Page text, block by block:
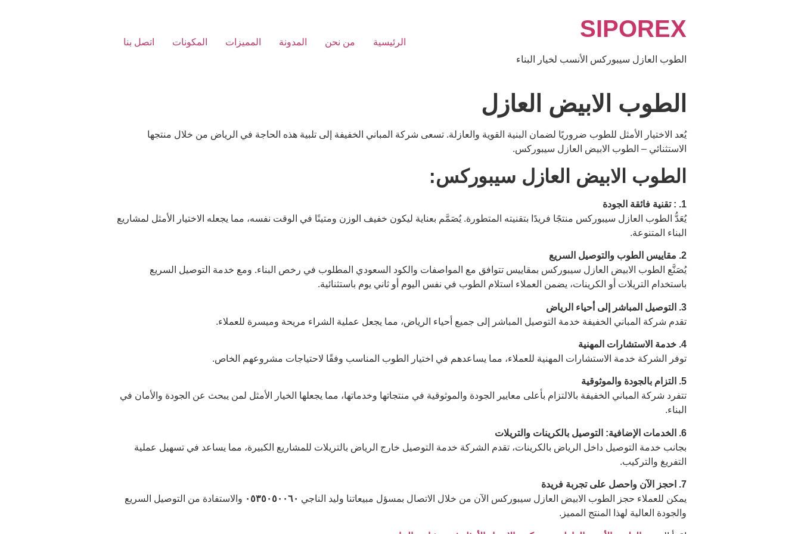
SIPOREX
الطوب العازل سيبوركس الأنسب لخيار البناء
الرئيسية من نحن المدونة المميزات المكونات اتصل بنا
الطوب الابيض العازل
يُعد الاختيار الأمثل للطوب ضروريًا لضمان البنية القوية والعازلة. تسعى شركة المباني الخفيفة إلى تلبية هذه الحاجة في الرياض من خلال منتجها
الاستثنائي – الطوب الابيض العازل سيبوركس.
الطوب الابيض العازل سيبوركس:
1. : تقنية فائقة الجودة
يُعَدُّ الطوب العازل سيبوركس منتجًا فريدًا بتقنيته المتطورة. يُصَمَّم بعناية ليكون خفيف الوزن ومتينًا في الوقت نفسه، مما يجعله الاختيار الأمثل لمشاريع
البناء المتنوعة.
2. مقاييس الطوب والتوصيل السريع
يُصَنَّع الطوب الابيض العازل سيبوركس بمقاييس تتوافق مع المواصفات والكود السعودي المطلوب في رخص البناء. ومع خدمة التوصيل السريع
باستخدام التريلات أو الكرينات، يضمن العملاء استلام الطوب في نفس اليوم أو ثاني يوم باستثنائية.
3. التوصيل المباشر إلى أحياء الرياض
تقدم شركة المباني الخفيفة خدمة التوصيل المباشر إلى جميع أحياء الرياض، مما يجعل عملية الشراء مريحة وميسرة للعملاء.
4. خدمة الاستشارات المهنية
توفر الشركة خدمة الاستشارات المهنية للعملاء، مما يساعدهم في اختيار الطوب المناسب وفقًا لاحتياجات مشروعهم الخاص.
5. التزام بالجودة والموثوقية
تتفرد شركة المباني الخفيفة بالالتزام بأعلى معايير الجودة والموثوقية في منتجاتها وخدماتها، مما يجعلها الخيار الأمثل لمن يبحث عن الجودة والأمان في
البناء.
6. الخدمات الإضافية: التوصيل بالكرينات والتريلات
بجانب خدمة التوصيل داخل الرياض بالكرينات، تقدم الشركة خدمة التوصيل خارج الرياض بالتريلات للمشاريع الكبيرة، مما يساعد في تسهيل عملية
التفريغ والتركيب.
7. احجز الآن واحصل على تجربة فريدة
يمكن للعملاء حجز الطوب الابيض العازل سيبوركس الآن من خلال الاتصال بمسؤل مبيعاتنا وليد الناجي
والاستفادة من التوصيل السريع
والجودة العالية لهذا المنتج المميز.